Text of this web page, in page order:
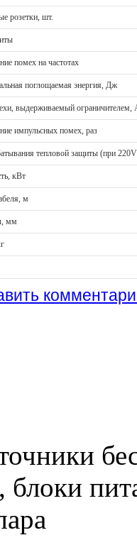
розетки, шт.
помех на частотах
поглощаемая энергия, Дж
выдерживаемый ограничителем,
импульcных помех, раз
тепловой защиты (при
кВт
м
мм
блоки